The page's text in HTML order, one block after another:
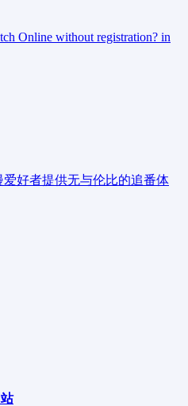
Online without registration? in
好者提供无与伦比的追番体